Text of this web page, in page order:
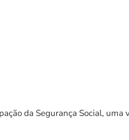
da Segurança Social,